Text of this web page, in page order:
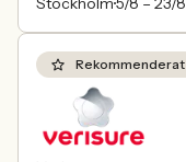
Rekommenderat